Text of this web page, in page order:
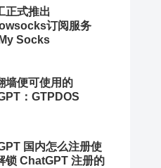
正式推出
订阅服务
Socks
墙便可使用的
：GTPDOS
国内怎么注册使
锁 ChatGPT 注册的